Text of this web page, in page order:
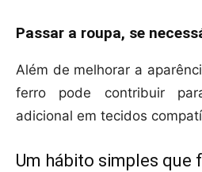
Passar a roupa, se
Além de melhorar a
ferro pode contribuir
adicional em tecidos
Um hábito simples que